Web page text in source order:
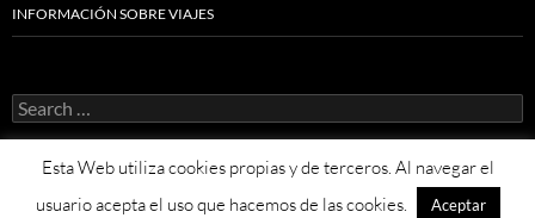
INFORMACIÓN SOBRE VIAJES
Search
for:
Proudly powered by WordPress
Esta Web utiliza cookies propias y de terceros. Al navegar el
usuario acepta el uso que hacemos de las cookies.
Aceptar